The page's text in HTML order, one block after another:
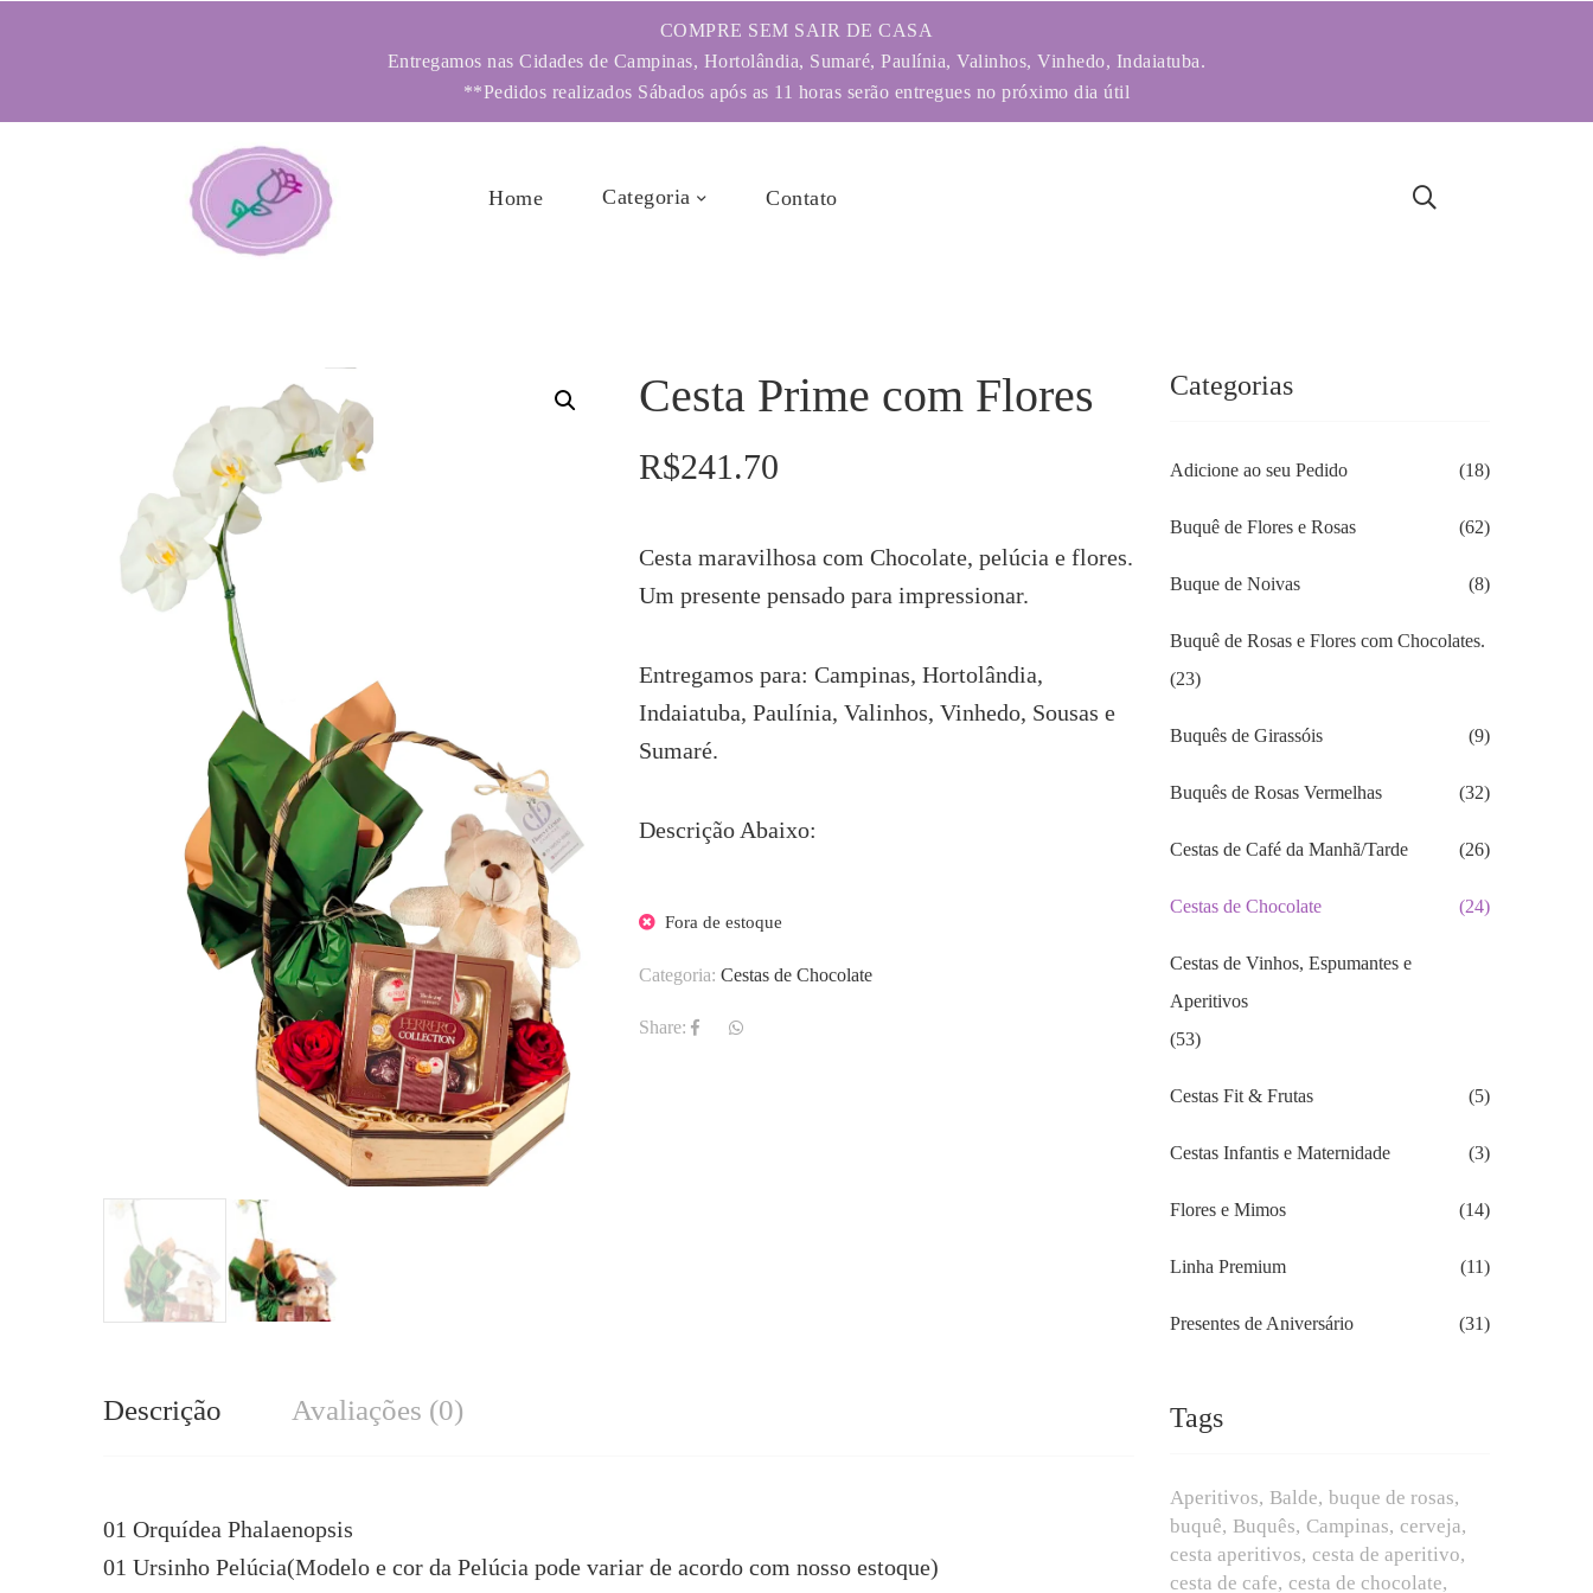
COMPRE SEM SAIR DE CASA
Entregamos nas Cidades de Campinas, Hortolândia, Sumaré, Paulínia, Valinhos, Vinhedo, Indaiatuba.
**Pedidos realizados Sábados após as 11 horas serão entregues no próximo dia útil
Home Categoria Contato
Cesta Prime com Flores
R$241.70
Cesta maravilhosa com Chocolate, pelúcia e flores.
Um presente pensado para impressionar.
Entregamos para: Campinas, Hortolândia,
Indaiatuba, Paulínia, Valinhos, Vinhedo, Sousas e
Sumaré.
Descrição Abaixo:
Fora de estoque
Categoria:Cestas de Chocolate
Share:
Descrição Avaliações (0)
01 Orquídea Phalaenopsis
01 Ursinho Pelúcia(Modelo e cor da Pelúcia pode variar de acordo com nosso estoque)
Categorias
Adicione ao seu Pedido (18)
Buquê de Flores e Rosas (62)
Buque de Noivas (8)
Buquê de Rosas e Flores com Chocolates.
(23)
Buquês de Girassóis (9)
Buquês de Rosas Vermelhas (32)
Cestas de Café da Manhã/Tarde (26)
Cestas de Chocolate (24)
Cestas de Vinhos, Espumantes e
Aperitivos
(53)
Cestas Fit & Frutas (5)
Cestas Infantis e Maternidade (3)
Flores e Mimos (14)
Linha Premium (11)
Presentes de Aniversário (31)
Tags
Aperitivos Balde buque de rosas
buquê Buquês Campinas cerveja
cesta aperitivos cesta de aperitivo
cesta de cafe cesta de chocolate